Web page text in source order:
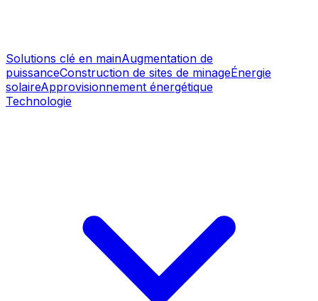
Solutions clé en mainAugmentation de
puissanceConstruction de sites de minageÉnergie
solaireApprovisionnement énergétique
Technologie